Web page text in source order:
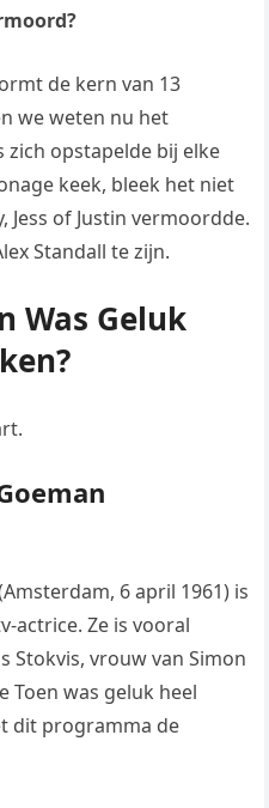
de kern van 13
we weten nu het
opstapelde bij elke
keek, bleek het niet
Jess of Justin vermoordde.
Standall te zijn.
Was Geluk
6 april 1961) is
actrice. Ze is vooral
Stokvis, vrouw van Simon
Toen was geluk heel
dit programma de